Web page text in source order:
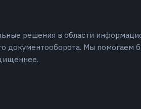
решения в области
документооборота. Мы помогаем